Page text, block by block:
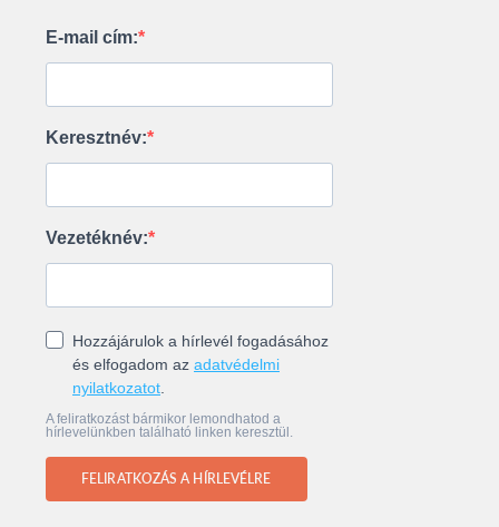
E-mail cím:
Keresztnév:
Vezetéknév:
Hozzájárulok a hírlevél fogadásához
és elfogadom az adatvédelmi
nyilatkozatot
A feliratkozást bármikor lemondhatod a
hírlevelünkben található linken keresztül.
FELIRATKOZÁS A HÍRLEVÉLRE